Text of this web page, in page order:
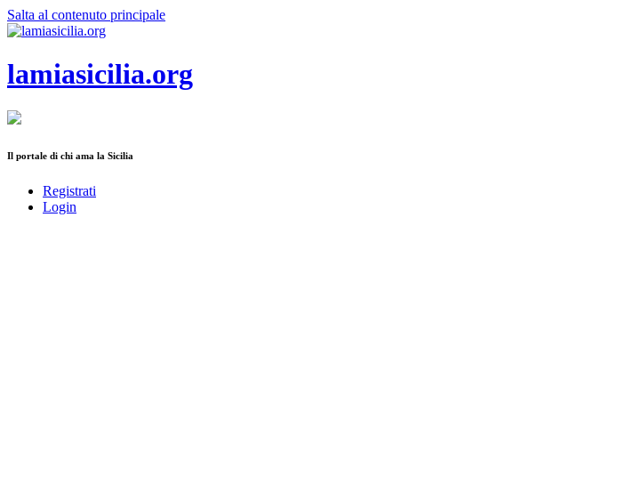
Salta al contenuto principale
lamiasicilia.org
Il portale di chi ama la Sicilia
Registrati
Login